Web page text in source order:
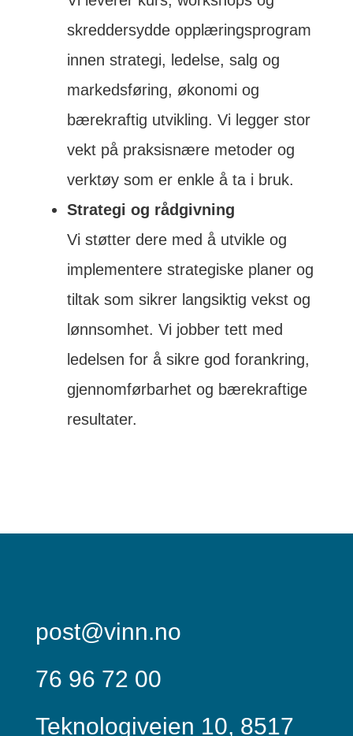
skreddersydde opplæringsprogram
innen strategi, ledelse, salg og
markedsføring, økonomi og
bærekraftig utvikling. Vi legger stor
vekt på praksisnære metoder og
verktøy som er enkle å ta i bruk.
Strategi og rådgivning
Vi støtter dere med å utvikle og
implementere strategiske planer og
tiltak som sikrer langsiktig vekst og
lønnsomhet. Vi jobber tett med
ledelsen for å sikre god forankring,
gjennomførbarhet og bærekraftige
resultater.
post@vinn.no
76 96 72 00
Teknologiveien 10, 8517